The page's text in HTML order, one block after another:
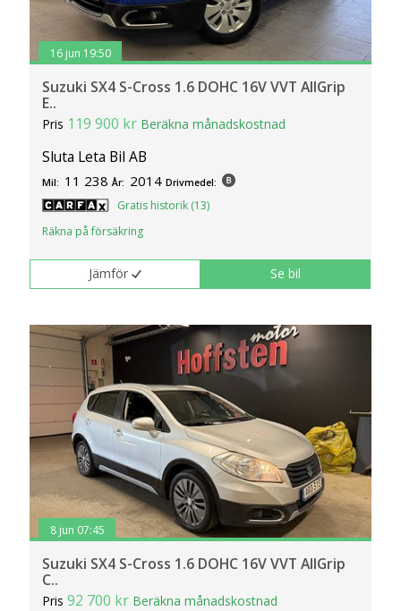
klickar du på Anpassa. Du kan alltid ändra dina
inställningar för cookies.
16 jun 19:50
Suzuki SX4 S-Cross 1.6 DOHC 16V VVT AllGrip
E..
Pris 119 900 kr Beräkna månadskostnad
Sluta Leta Bil AB
Mil: 11 238 År: 2014 Drivmedel:
Gratis historik (13)
Räkna på försäkring
Jämför Se bil
8 jun 07:45
Suzuki SX4 S-Cross 1.6 DOHC 16V VVT AllGrip
C..
Pris92 700 kr Beräkna månadskostnad